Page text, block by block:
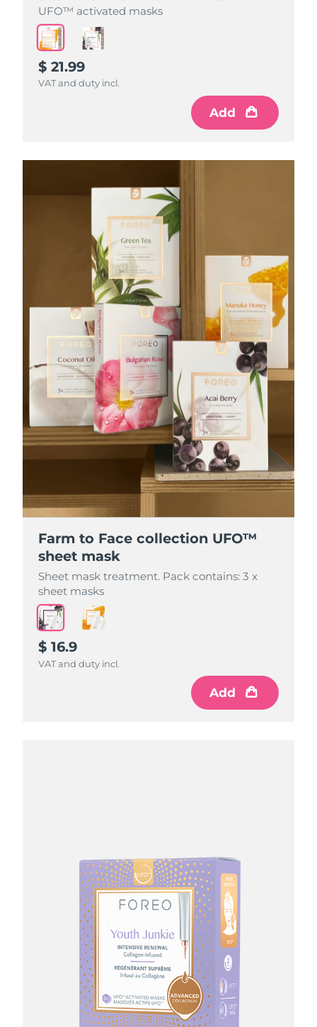
UFO™ activated masks
$ 21.99
VAT and duty incl.
Add
UFO™ activated masks
$ 21.99
VAT and duty incl.
Add
Farm to Face collection UFO™
sheet mask
Sheet mask treatment. Pack contains: 3 x
sheet masks
$ 16.9
VAT and duty incl.
Add
Farm to Face collection UFO™
sheet mask
Sheet mask treatment. Pack contains: 3 x
sheet masks
$ 16.9
VAT and duty incl.
Add